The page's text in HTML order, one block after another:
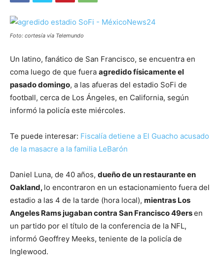
Foto: cortesía vía Telemundo
Un latino, fanático de San Francisco, se encuentra en
coma luego de que fuera agredido físicamente el
pasado domingo, a las afueras del estadio SoFi de
football, cerca de Los Ángeles, en California, según
informó la policía este miércoles.
Te puede interesar: Fiscalía detiene a El Guacho acusado
de la masacre a la familia LeBarón
Daniel Luna, de 40 años, dueño de un restaurante en
Oakland, lo encontraron en un estacionamiento fuera del
estadio a las 4 de la tarde (hora local), mientras Los
Angeles Rams jugaban contra San Francisco 49ersen
un partido por el título de la conferencia de la NFL,
informó Geoffrey Meeks, teniente de la policía de
Inglewood.